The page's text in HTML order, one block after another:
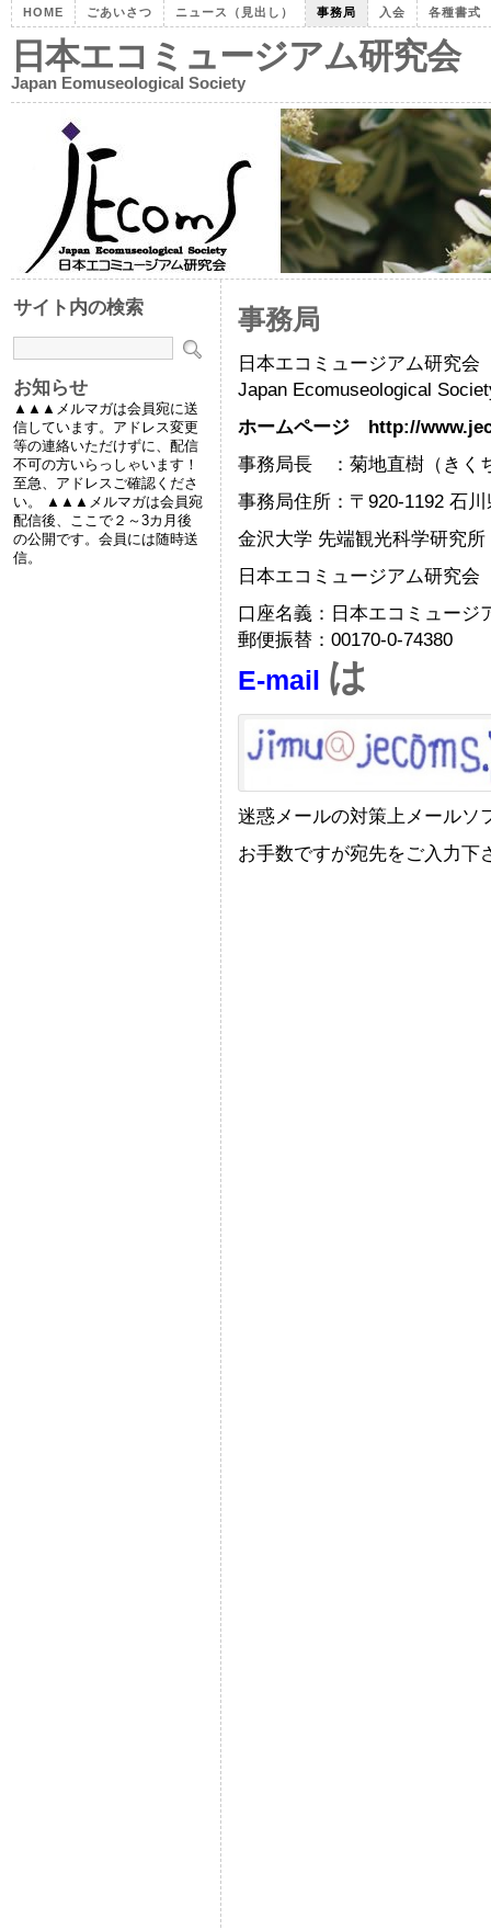
HOME ごあいさつ ニュース（見出し） 事務局 入会 各種書式
日本エコミュージアム研究会
Japan Eomuseological Society
事務局
日本エコミュージアム研究会
Japan Ecomuseological
ホームページ http://
事務局長 ：菊地直樹（きく
事務局住所：〒920-1192 石
金沢大学 先端観光科学研
日本エコミュージアム研究会
口座名義：日本エコミュージ
郵便振替：00170-0-74380
E-mail は
迷惑メールの対策上メールソ
お手数ですが宛先をご入力下
サイト内の検索
お知らせ
▲▲▲メルマガは会員宛に送
信しています。アドレス変更
等の連絡いただけずに、配信
不可の方いらっしゃいます！
至急、アドレスご確認くださ
い。 ▲▲▲メルマガは会員宛
配信後、ここで２～3カ月後
の公開です。会員には随時送
信。